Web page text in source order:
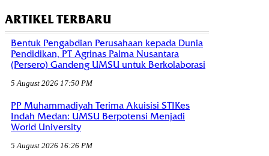
ARTIKEL TERBARU
Bentuk Pengabdian Perusahaan kepada Dunia
Pendidikan, PT Agrinas Palma Nusantara
(Persero) Gandeng UMSU untuk Berkolaborasi
5 August 2026 17:50 PM
PP Muhammadiyah Terima Akuisisi STIKes
Indah Medan: UMSU Berpotensi Menjadi
World University
5 August 2026 16:26 PM